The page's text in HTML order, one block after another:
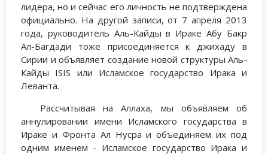
лидера, но и сейчас его личность не подтверждена
официально. На другой записи, от 7 апреля 2013
года, руководитель Аль-Кайды в Ираке Абу Бакр
Ал-Багдади тоже присоединяется к джихаду в
Сирии и объявляет создание новой структуры Аль-
Кайды ISIS или Исламское государство Ирака и
Леванта.
Рассчитывая на Аллаха, мы объявляем об
аннулировании имени Исламского государства в
Ираке и Фронта Ал Нусра и объединяем их под
одним именем - Исламское государство Ирака и